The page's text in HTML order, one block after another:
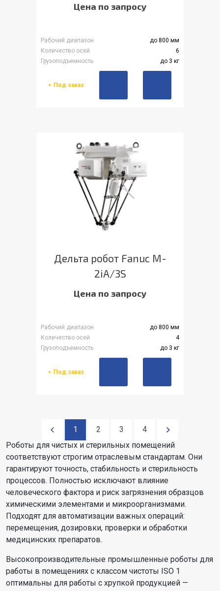
Цена по запросу
Рабочий диапазон
до 800 мм
Количество осей
6
Грузоподъемность
до 3 кг
Под заказ
Дельта робот Fanuc M-
2iA/3S
Цена по запросу
Рабочий диапазон
до 800 мм
Количество осей
4
Грузоподъемность
до 3 кг
Под заказ
1 2 3
4
Роботы для чистых и стерильных помещений
соответствуют строгим отраслевым стандартам. Они
гарантируют точность, стабильность и стерильность
процессов. Полностью исключают влияние
человеческого фактора и риск загрязнения образцов
химическими элементами и микроорганизмами.
Подходят для автоматизации важных операций:
перемещения, дозировки, проверки и обработки
медицинских препаратов.
Высокопроизводительные промышленные роботы для
работы в помещениях с классом чистоты ISO 1
оптимальны для работы с хрупкой продукцией —